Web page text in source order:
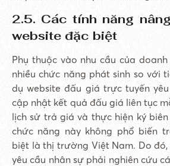
2.5. Các tính năng
website đặc biệt
Phụ thuộc vào nhu cầu của
nhiều chức năng phát sinh so với
dụ website đấu giá trực tuyến
cập nhật kết quả đấu giá liên tục
lịch sử trả giá và thực hiện ký
chức năng này không phổ biến
biệt là thị trường Việt Nam. Do
yêu cầu nhân sự phải nghiên cứu